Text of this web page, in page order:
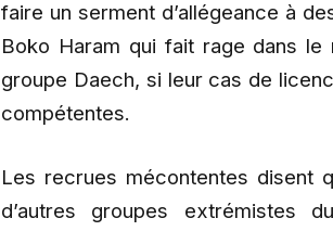
faire un serment d’allégeance à
Boko Haram qui fait rage dans
groupe Daech, si leur cas de
compétentes.
Les recrues mécontentes disent
d’autres groupes extrémistes